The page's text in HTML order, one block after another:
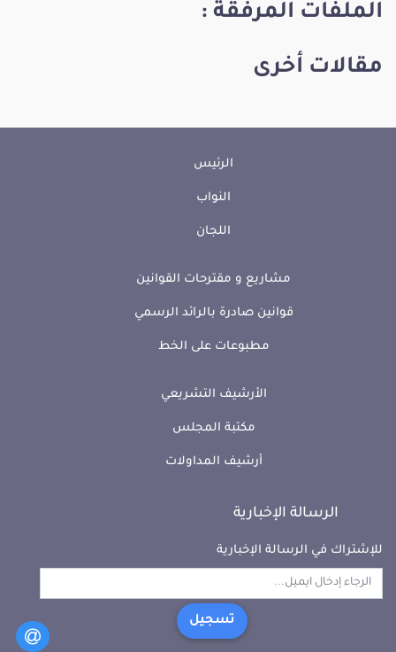
الملفات المرفقة :
مقالات أخرى
الرئيس
النواب
اللجان
مشاريع و مقترحات القوانين
قوانين صادرة بالرائد الرسمي
مطبوعات على الخط
الأرشيف التشريعي
مكتبة المجلس
أرشيف المداولات
الرسالة الإخبارية
للإشتراك في الرسالة الإخبارية
تسجيل